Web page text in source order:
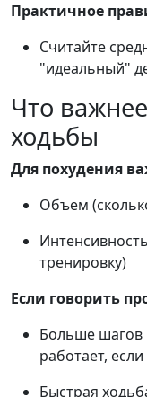
Практичное
Считайте
"идеальный"
Что
ходьбы
Для похудения
Объем
тренировку)
Если говорить
Больше шагов
работает,
Быстрая